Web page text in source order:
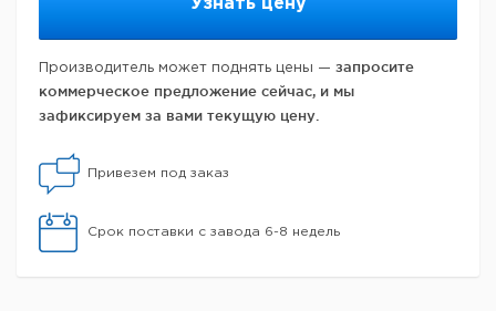
Узнать цену
Производитель может поднять цены — запросите
коммерческое предложение сейчас, и мы
зафиксируем за вами текущую цену.
Привезем под заказ
Срок поставки с завода 6-8 недель